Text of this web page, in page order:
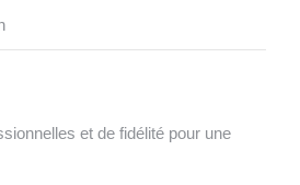
et de fidélité pour une